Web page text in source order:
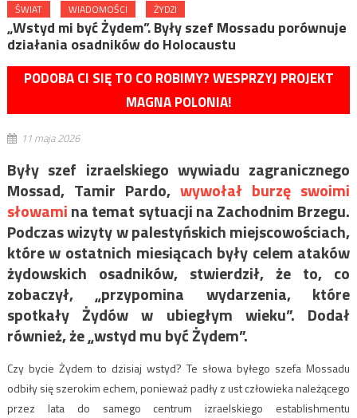
ŚWIAT WIADOMOŚCI ŻYDZI
„Wstyd mi być Żydem”. Były szef Mossadu porównuje
działania osadników do Holocaustu
PODOBA CI SIĘ TO CO ROBIMY? WESPRZYJ PROJEKT
MAGNA POLONIA!
11 maja 2026
Były szef izraelskiego wywiadu zagranicznego
Mossad, Tamir Pardo,wywołał burzę swoimi
słowamina temat sytuacji na Zachodnim Brzegu.
Podczas wizyty w palestyńskich miejscowościach,
które w ostatnich miesiącach były celem ataków
żydowskich osadników, stwierdził, że to, co
zobaczył, „przypomina wydarzenia, które
spotkały Żydów w ubiegłym wieku”. Dodał
również, że „wstyd mu być Żydem”.
Czy bycie Żydem to dzisiaj wstyd? Te słowa byłego szefa Mossadu
odbiły się szerokim echem, ponieważ padły z ust człowieka należącego
przez lata do samego centrum izraelskiego establishmentu